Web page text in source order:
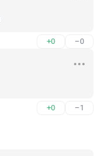
+0 –0
+0 –1